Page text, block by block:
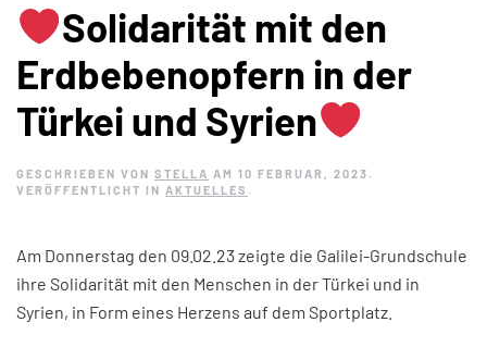
Solidarität mit den
Erdbebenopfern in der
Türkei und Syrien
GESCHRIEBEN VON STELLA AM 10 FEBRUAR, 2023
VERÖFFENTLICHT IN AKTUELLES
Am Donnerstag den 09.02.23 zeigte die Galilei-Grundschule
ihre Solidarität mit den Menschen in der Türkei und in
Syrien, in Form eines Herzens auf dem Sportplatz.